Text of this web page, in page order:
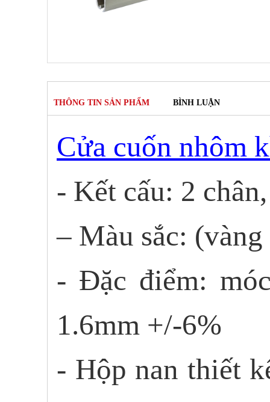
THÔNG TIN SẢN PHẨM BÌNH LUẬN
Cửa cuốn nhôm
- Kết cấu: 2
– Màu sắc:
- Đặc điểm:
1.6mm +/-6%
- Hộp nan thiết